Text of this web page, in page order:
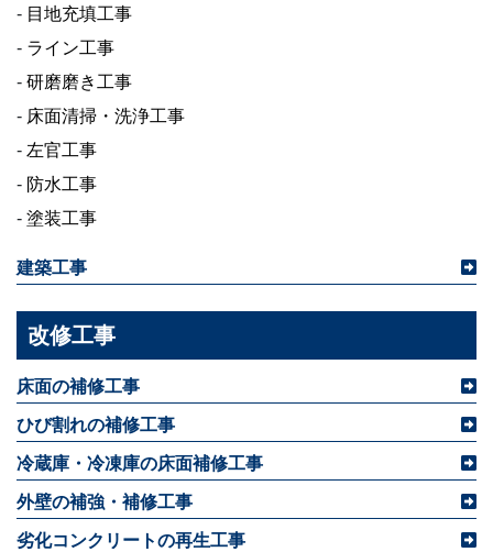
- 目地充填工事
- ライン工事
- 研磨磨き工事
- 床面清掃・洗浄工事
- 左官工事
- 防水工事
- 塗装工事
建築工事
改修工事
床面の補修工事
ひび割れの補修工事
冷蔵庫・冷凍庫の床面補修工事
外壁の補強・補修工事
劣化コンクリートの再生工事